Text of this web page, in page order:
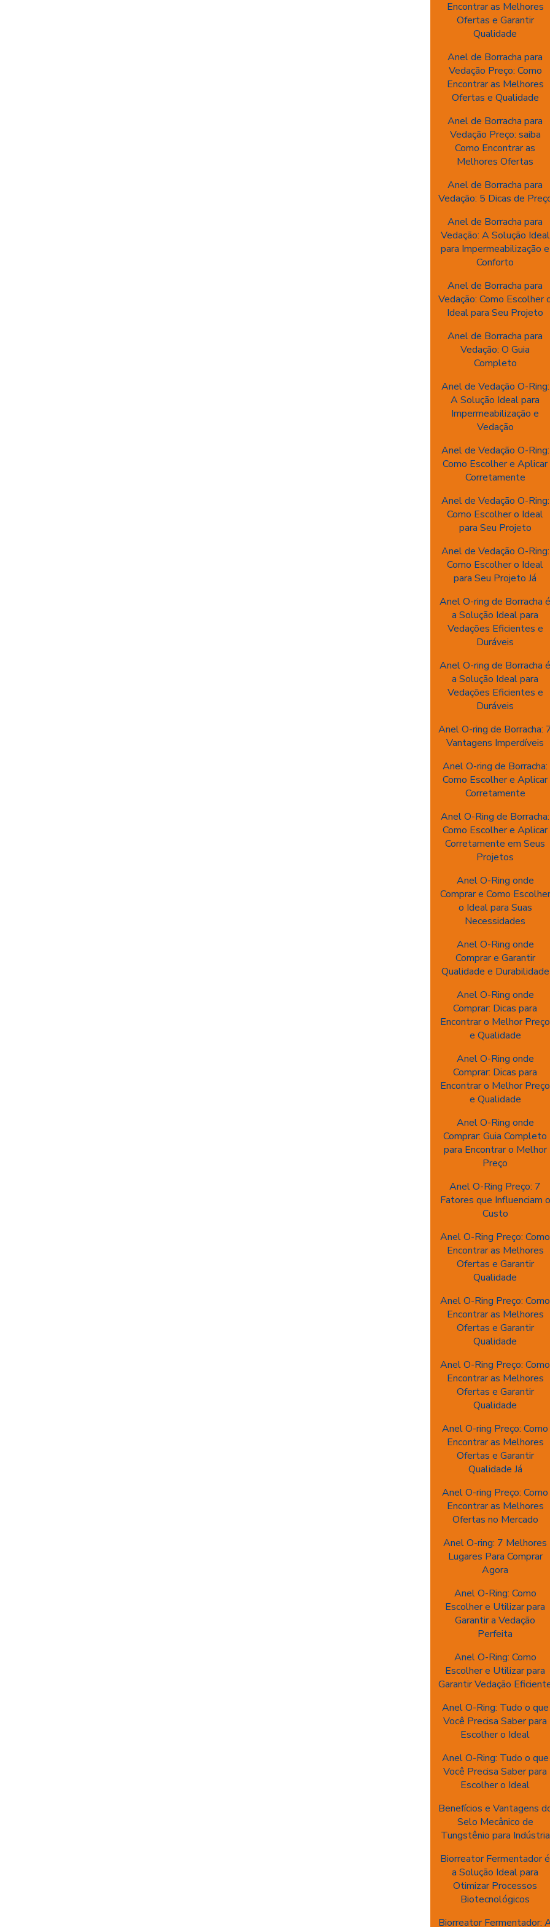
Encontrar as Melhores
Ofertas e Garantir
Qualidade
Anel de Borracha para
Vedação Preço: Como
Encontrar as Melhores
Ofertas e Qualidade
Anel de Borracha para
Vedação Preço: saiba
Como Encontrar as
Melhores Ofertas
Anel de Borracha para
Vedação: 5 Dicas de
Anel de Borracha para
Vedação: A Solução Ideal
para Impermeabilização e
Conforto
Anel de Borracha para
Vedação: Como Escolher
Ideal para Seu Projeto
Anel de Borracha para
Vedação: O Guia
Completo
Anel de Vedação O-Ring:
A Solução Ideal para
Impermeabilização e
Vedação
Anel de Vedação O-Ring:
Como Escolher e Aplicar
Corretamente
Anel de Vedação O-Ring:
Como Escolher o Ideal
para Seu Projeto
Anel de Vedação O-Ring:
Como Escolher o Ideal
para Seu Projeto Já
Anel O-ring de Borracha é
a Solução Ideal para
Vedações Eficientes e
Duráveis
Anel O-ring de Borracha é
a Solução Ideal para
Vedações Eficientes e
Duráveis
Anel O-ring de Borracha:
Vantagens Imperdíveis
Anel O-ring de Borracha:
Como Escolher e Aplicar
Corretamente
Anel O-Ring de Borracha:
Como Escolher e Aplicar
Corretamente em Seus
Projetos
Anel O-Ring onde
Comprar e Como Escolher
o Ideal para Suas
Necessidades
Anel O-Ring onde
Comprar e Garantir
Qualidade e Durabilidade
Anel O-Ring onde
Comprar: Dicas para
Encontrar o Melhor Preço
e Qualidade
Anel O-Ring onde
Comprar: Dicas para
Encontrar o Melhor Preço
e Qualidade
Anel O-Ring onde
Comprar: Guia Completo
para Encontrar o Melhor
Preço
Anel O-Ring Preço: 7
Fatores que Influenciam o
Custo
Anel O-Ring Preço: Como
Encontrar as Melhores
Ofertas e Garantir
Qualidade
Anel O-Ring Preço: Como
Encontrar as Melhores
Ofertas e Garantir
Qualidade
Anel O-Ring Preço: Como
Encontrar as Melhores
Ofertas e Garantir
Qualidade
Anel O-ring Preço: Como
Encontrar as Melhores
Ofertas e Garantir
Qualidade Já
Anel O-ring Preço: Como
Encontrar as Melhores
Ofertas no Mercado
Anel O-ring: 7 Melhores
Lugares Para Comprar
Agora
Anel O-Ring: Como
Escolher e Utilizar para
Garantir a Vedação
Perfeita
Anel O-Ring: Como
Escolher e Utilizar para
Garantir Vedação
Anel O-Ring: Tudo o que
Você Precisa Saber para
Escolher o Ideal
Anel O-Ring: Tudo o que
Você Precisa Saber para
Escolher o Ideal
Benefícios e Vantagens
Selo Mecânico de
Tungstênio para Indústria
Biorreator Fermentador é
a Solução Ideal para
Otimizar Processos
Biotecnológicos
Biorreator Fermentador: